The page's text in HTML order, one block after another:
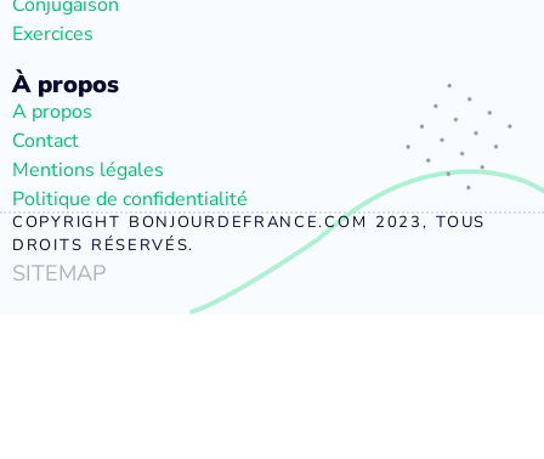
Exercices
À propos
A propos
Contact
Mentions légales
Politique de confidentialité
COPYRIGHT BONJOURDEFRANCE.COM 2023, TOUS
DROITS RÉSERVÉS.
SITEMAP